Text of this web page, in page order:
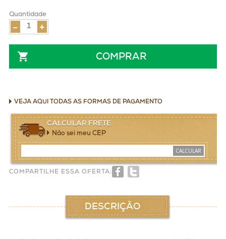
Quantidade
+
-
COMPRAR
VEJA AQUI TODAS AS FORMAS DE PAGAMENTO
CALCULAR FRETE
Não sei meu CEP
CALCULAR
COMPARTILHE ESSA OFERTA:
DESCRIÇÃO